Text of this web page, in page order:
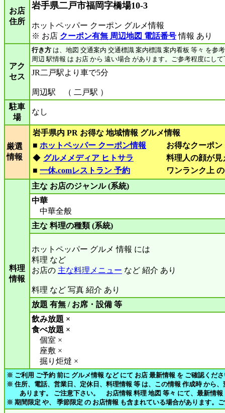
お店
住所
岩手県二戸市福岡字橋場10-3
ホットペッパー クーポン グルメ情報
※ お店 クーポン有無 周辺地図 電話番号情報 あり
アク
セス
行き方 は、地図 交通案内 交通標識 案内標識 案内看板 等々 を参
周辺 駅情報 は お店 から 遠い場合 があります。ご参考程度にし
JR二戸駅より車で5分
周辺駅 （ 二戸駅 ）
駐車
場
なし
厳選
情報
岩手県内 PR お得な 地域情報 グルメ情報
■ ホットペッパー クーポン情報
お得なクーポ
◆ グルメメディア ヒトサラ
料理人の顔が
■ 一休.comレストラン 予約 ワンランク上
料理
情報
主な お店のジャンル (系統)
中華
中華全般
主な 料理の種類 (系統)
ホットペッパー グルメ 情報 には
料理 など
お店の 主な料理メニュー など 紹介 あり
料理 など 写真 紹介 あり
放題 有無 / お席・設備 等
飲み放題 ×
食べ放題 ×
個室 ×
座敷 ×
掘り炬燵 ×
※ ご利用 ご予約 前に グルメ情報 など にて お店 最新情報 を ご確認くだ
※ 住所、電話、営業日、定休日、料理情報 等 は、この情報 作成時 から
あります。 ご注意下さい。 お店情報 料理 地図 等々 にて、最新情報
※ 期間限定 や、 季節限定 の お店情報 も含まれている場合があります。